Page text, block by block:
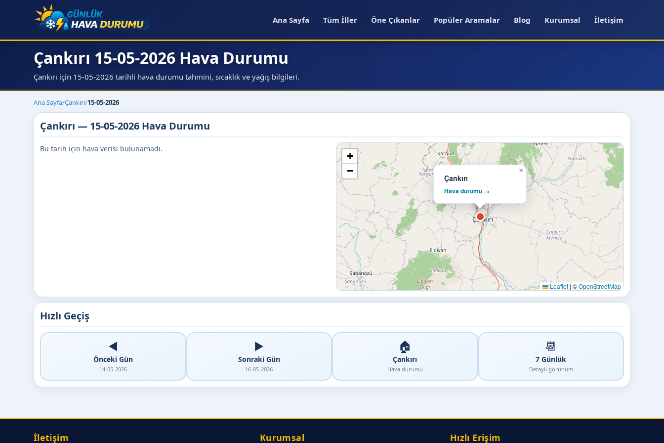
Ana Sayfa Tüm İller Öne Çıkanlar Popüler Aramalar Blog Kurumsal İletişim
Çankırı 15-05-2026 Hava Durumu
Çankırı için 15-05-2026 tarihli hava durumu tahmini, sıcaklık ve yağış bilgileri.
Ana Sayfa/Çankırı/15-05-2026
Çankırı — 15-05-2026 Hava Durumu
Bu tarih için hava verisi bulunamadı.
Çankırı
Hava durumu →
×
+
−
Leaflet | ©OpenStreetMap
Hızlı Geçiş
◀️
Önceki Gün
14-05-2026
▶️
Sonraki Gün
16-05-2026
🏠
Çankırı
Hava durumu
📆
7 Günlük
Detaylı görünüm
İletişim Kurumsal Hızlı Erişim